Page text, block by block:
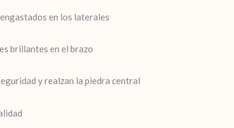
en los laterales
brillantes en el brazo
y realzan la piedra central